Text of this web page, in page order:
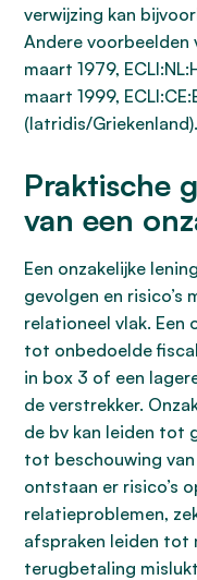
verwijzing kan
Andere voorbeelden
maart 1979,
maart 1999,
(Iatridis/Griekenland).
Praktische
van een
Een onzakelijke
gevolgen en risico’s
relationeel vlak. Een
tot onbedoelde
in box 3 of een
de verstrekker.
de bv kan leiden tot
tot beschouwing
ontstaan er risico’s
relatieproblemen,
afspraken leiden tot
terugbetaling